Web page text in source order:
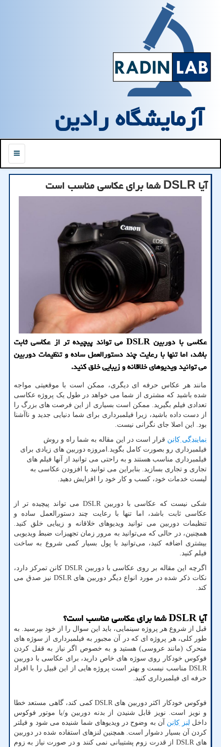
آزمایشگاه رادین
منو
آیا DSLR شما برای عکاسی مناسب است
عکاسی با دوربین DSLR می تواند پیچیده تر از عکاسی ثابت
باشد، اما تنها با رعایت چند دستورالعمل ساده و تنظیمات دوربین
می توانید ویدیوهای خلاقانه و زیبایی خلق کنید.
مانند هر عکاس حرفه ای دیگری، ممکن است با موقعیتی مواجه
شده باشید که مشتری از شما می خواهد در طول یک پروژه عکاسی
تعدادی فیلم بگیرید. ممکن است بسیاری از این فرصت های بزرگ را
از دست داده باشید، زیرا فیلمبرداری برای شما دنیایی جدید و ناآشنا
بود. این اصلا جای نگرانی نیست.
نمایندگی کانن قرار است در این مقاله به شما راه و روش
فیلمبرداری رو بصورت کامل بگوید.امروزه دوربین های زیادی برای
فیلمبرداری مناسب هستند و به راحتی می توانید از آنها فیلم های
تجاری و تجاری بسازید. بنابراین می توانید با افزودن عکاسی به
لیست خدمات خود، کسب و کار خود را افزایش دهید.
شکی نیست که عکاسی با دوربینDSLR می تواند پیچیده تر از
عکاسی ثابت باشد، اما تنها با رعایت چند دستورالعمل ساده و
تنظیمات دوربین می توانید ویدیوهای خلاقانه و زیبایی خلق کنید.
همچنین، در حالی که می‌توانید به مرور زمان تجهیزات ضبط ویدیویی
بیشتری اضافه کنید، می‌توانید با پول بسیار کمی شروع به ساخت
فیلم کنید.
اگرچه این مقاله بر روی عکاسی با دوربینDSLRکانن تمرکز دارد،
نکات ذکر شده در مورد انواع دیگر دوربین هایDSLR نیز صدق می
کند.
آیاDSLRشما برای عکاسی مناسب است؟
قبل از شروع هر پروژه سینمایی، باید این سوال را از خود بپرسید. به
طور کلی، هر پروژه ای که در آن مجبور به فیلمبرداری از سوژه های
متحرک (مانند عروسی) هستید و به خصوص اگر نیاز به قفل کردن
فوکوس خودکار روی سوژه های خاص دارید، برای عکاسی با دوربین
DSLR مناسب نیست و بهتر است پروژه هایی از این قبیل را با افراد
حرفه ای فیلمبرداری کنید.
فوکوس خودکار اکثر دوربین هایDSLR کمی کند، گاهی مستعد خطا
و نویز است. نویز قابل شنیدن از بدنه دوربین و/یا موتور فوکوس
داخل لنز کانن آن به وضوح در ویدیوهای شما شنیده می شود و فیلتر
کردن آن بسیار دشوار است. همچنین لنزهای استفاده شده در دوربین
هایDSLR از قدرت زوم پشتیبانی نمی کنند و در صورت نیاز به زوم